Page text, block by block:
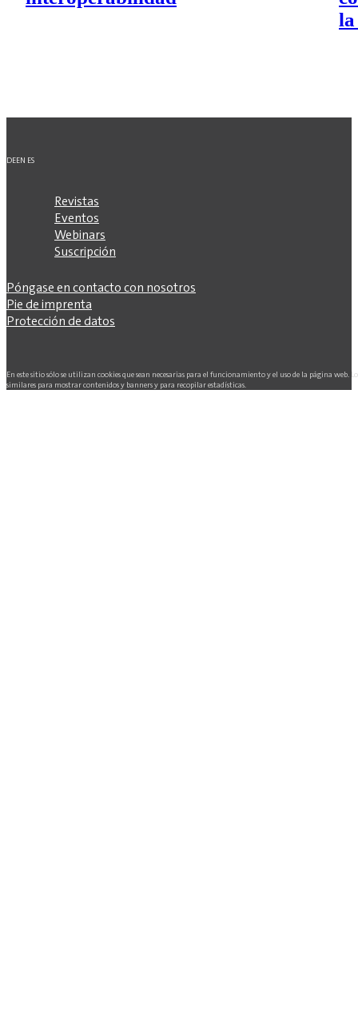
DEEN ES
Revistas
Eventos
Webinars
Suscripción
Póngase en contacto con nosotros
Pie de imprenta
Protección de datos
En este sitio sólo se utilizan cookies que sean necesarias para el funcionamiento y el uso de la página web.
similares para mostrar contenidos y banners y para recopilar estadísticas.